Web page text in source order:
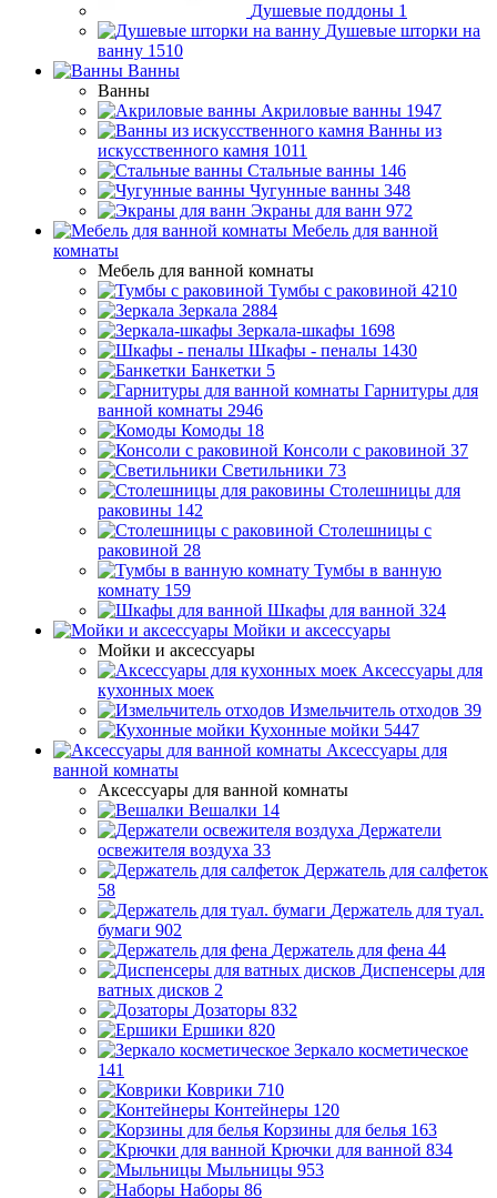
Душевые поддоны 1
Душевые шторки на
ванну 1510
Ванны
Ванны
Акриловые ванны 1947
Ванны из
искусственного камня 1011
Стальные ванны 146
Чугунные ванны 348
Экраны для ванн 972
Мебель для ванной
комнаты
Мебель для ванной комнаты
Тумбы с раковиной 4210
Зеркала 2884
Зеркала-шкафы 1698
Шкафы - пеналы 1430
Банкетки 5
Гарнитуры для
ванной комнаты 2946
Комоды 18
Консоли с раковиной 37
Светильники 73
Столешницы для
раковины 142
Столешницы с
раковиной 28
Тумбы в ванную
комнату 159
Шкафы для ванной 324
Мойки и аксессуары
Мойки и аксессуары
Аксессуары для
кухонных моек
Измельчитель отходов 39
Кухонные мойки 5447
Аксессуары для
ванной комнаты
Аксессуары для ванной комнаты
Вешалки 14
Держатели
освежителя воздуха 33
Держатель для салфеток
58
Держатель для туал.
бумаги 902
Держатель для фена 44
Диспенсеры для
ватных дисков 2
Дозаторы 832
Ершики 820
Зеркало косметическое
141
Коврики 710
Контейнеры 120
Корзины для белья 163
Крючки для ванной 834
Мыльницы 953
Наборы 86